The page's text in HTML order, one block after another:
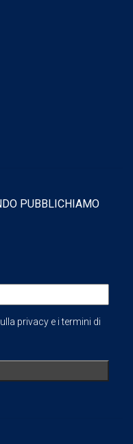
PUBBLICHIAMO
privacy e i termini di